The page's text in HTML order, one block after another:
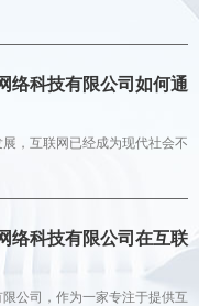
络科技有限公司如何通
，互联网已经成为现代社会不
络科技有限公司在互联
公司，作为一家专注于提供互